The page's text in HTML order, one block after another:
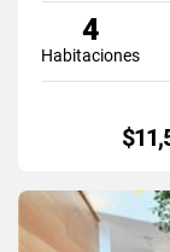
4
Habitaciones